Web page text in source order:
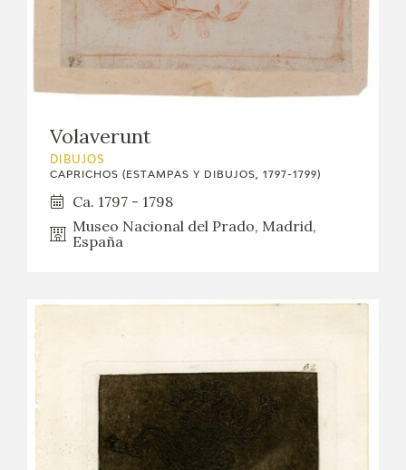
Volaverunt
DIBUJOS
CAPRICHOS (ESTAMPAS Y DIBUJOS, 1797-1799)
Ca. 1797 - 1798
Museo Nacional del Prado, Madrid,
España